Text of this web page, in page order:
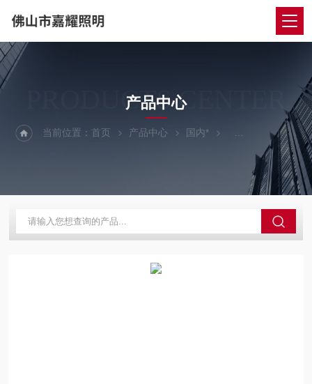
PRODUCTS CENTER
产品中心
当前位置：首页 产品中心 国内* 三雄极光LED吊线